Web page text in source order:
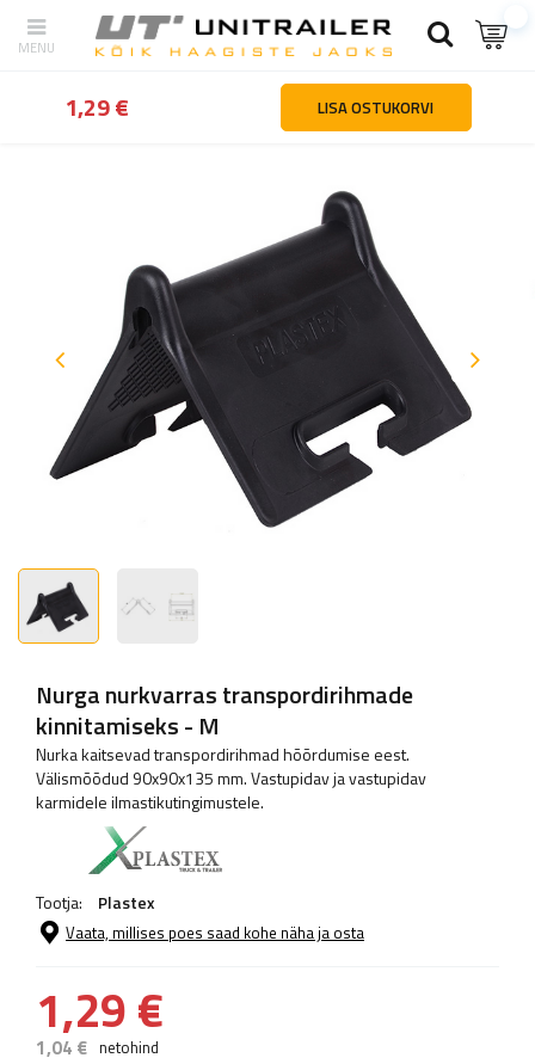
tagasi Kodu Rihmade hooldusosad ja tarvikud
Nurga nurkvarras transpordirihmade
kinnitamiseks - M
Nurka kaitsevad transpordirihmad hõõrdumise eest.
Välismõõdud 90x90x135 mm. Vastupidav ja vastupidav
karmidele ilmastikutingimustele.
Tootja: Plastex
Vaata, millises poes saad kohe näha ja osta
1,29 €
1,04 € netohind
1,29 € LISA OSTUKORVI